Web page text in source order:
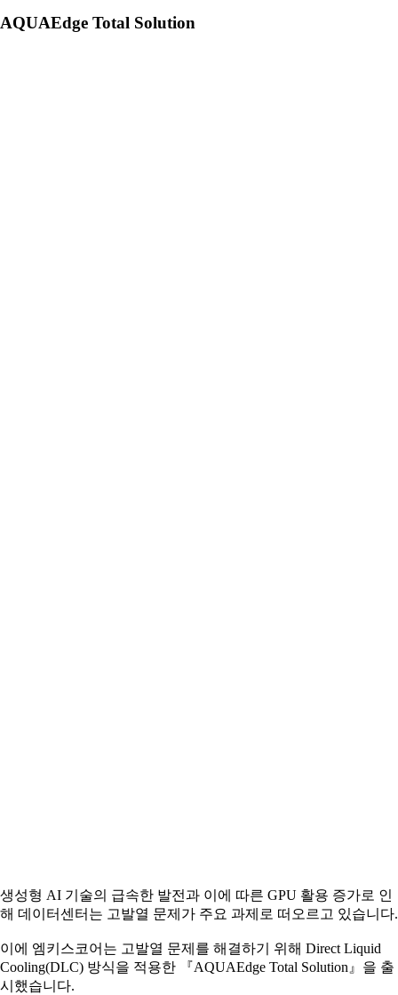
AQUAEdge Total Solution
생성형 AI 기술의 급속한 발전과 이에 따른 GPU 활용 증가로 인
해 데이터센터는 고발열 문제가 주요 과제로 떠오르고 있습니다.
이에 엠키스코어는 고발열 문제를 해결하기 위해 Direct Liquid
Cooling(DLC) 방식을 적용한 『AQUAEdge Total Solution』을 출
시했습니다.